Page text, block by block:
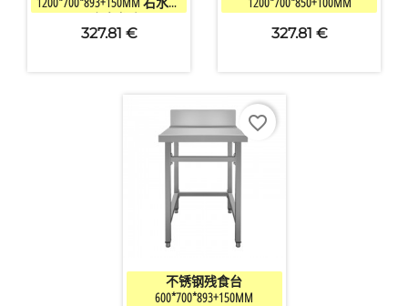
（不含水龙头）
327.81 €
327.81 €
快速查看
不锈钢残食台
600*700*893+150MM
favorite_border